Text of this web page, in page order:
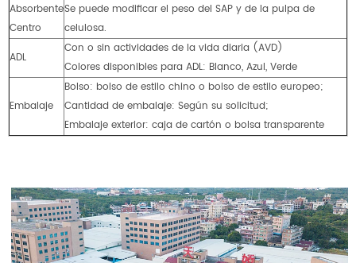
Absorbente
Centro
Se puede modificar el peso del SAP y de la pulpa de
celulosa.
ADL
Con o sin actividades de la vida diaria (AVD)
Colores disponibles para ADL: Blanco, Azul, Verde
Embalaje
Bolso: bolso de estilo chino o bolso de estilo europeo;
Cantidad de embalaje: Según su solicitud;
Embalaje exterior: caja de cartón o bolsa transparente